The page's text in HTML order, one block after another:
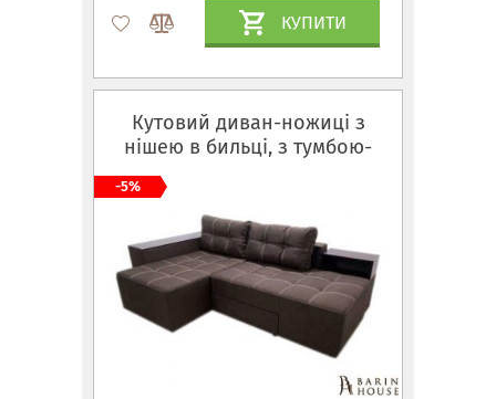
КУПИТИ
Кутовий диван-ножиці з
нішею в бильці, з тумбою-
-5%